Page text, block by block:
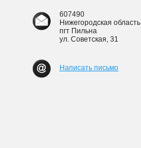
607490
Нижегородская область
пгт Пильна
ул. Советская, 31
Написать письмо